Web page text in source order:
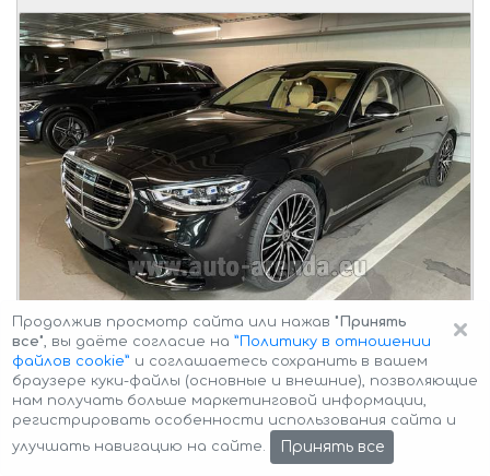
Подача автомобиляMercedes-Benz S-Class S 500 Long
4MATIC AMG комплектация W223клиенту в
оговоренное время и трансфериз Церматта в
Мюнхен.
×
Продолжив просмотр сайта или нажав "Принять
все", вы даёте согласие на ”Политику в отношении
файлов cookie” и соглашаетесь сохранить в вашем
браузере куки-файлы (основные и внешние), позволяющие
нам получать больше маркетинговой информации,
регистрировать особенности использования сайта и
улучшать навигацию на сайте.
Принять все